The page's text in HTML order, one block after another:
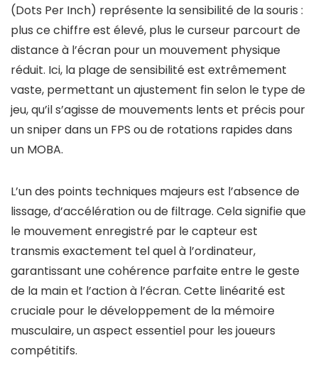
(Dots Per Inch) représente la sensibilité de la souris :
plus ce chiffre est élevé, plus le curseur parcourt de
distance à l’écran pour un mouvement physique
réduit. Ici, la plage de sensibilité est extrêmement
vaste, permettant un ajustement fin selon le type de
jeu, qu’il s’agisse de mouvements lents et précis pour
un sniper dans un FPS ou de rotations rapides dans
un MOBA.
L’un des points techniques majeurs est l’absence de
lissage, d’accélération ou de filtrage. Cela signifie que
le mouvement enregistré par le capteur est
transmis exactement tel quel à l’ordinateur,
garantissant une cohérence parfaite entre le geste
de la main et l’action à l’écran. Cette linéarité est
cruciale pour le développement de la mémoire
musculaire, un aspect essentiel pour les joueurs
compétitifs.